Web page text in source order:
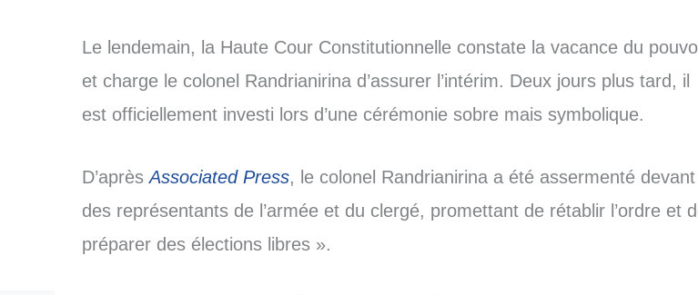
Le lendemain, la Haute Cour Constitutionnelle constate la vacance du
et charge le colonel Randrianirina d’assurer l’intérim. Deux jours plus tard, il
est officiellement investi lors d’une cérémonie sobre mais symbolique.
D’aprèsAssociated Press, le colonel Randrianirina a été assermenté devant
des représentants de l’armée et du clergé, promettant de rétablir l’ordre et
préparer des élections libres ».